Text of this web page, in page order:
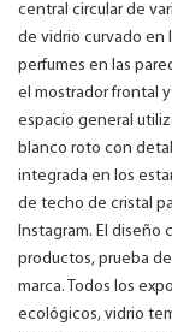
central circular de
de vidrio curvado en
perfumes en las
el mostrador frontal
espacio general
blanco roto con
integrada en los
de techo de cristal
Instagram. El diseño
productos, prueba
marca. Todos los
ecológicos, vidrio